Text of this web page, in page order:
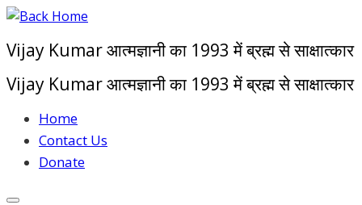
Skip
content
Vijay Kumar आत्मज्ञानी का 1993 में ब्रह्म से साक्षात्कार
Vijay Kumar आत्मज्ञानी का 1993 में ब्रह्म से साक्षात्कार
Home
Contact Us
Donate